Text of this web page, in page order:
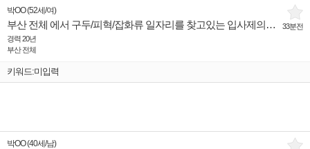
33분전
박OO(52세 /여)
부산 전체 에서 구두/피혁/잡화류 일자리를 찾고있는 입사제의희망 인재입니다.
경력 20년
부산 전체
키워드:미입력
박OO(40세 /남)